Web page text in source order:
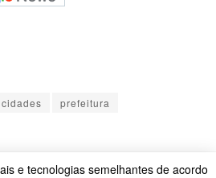
cidades prefeitura
e tecnologias semelhantes de acordo